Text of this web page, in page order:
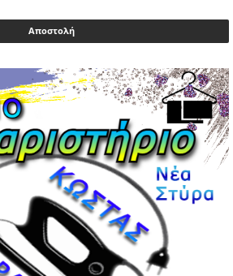
ανηλίκων άφησε δύο
Αίρουν τους περιορισμούς
ανοιχτό το ενδεχόμενο ένταξης
Τσίπρα